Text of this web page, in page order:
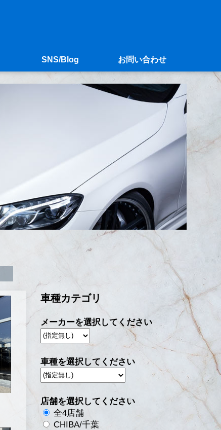
SNS/Blog お問い合わせ
車種カテゴリ
メーカーを選択してください
車種を選択してください
店舗を選択してください
全4店舗
CHIBA/千葉